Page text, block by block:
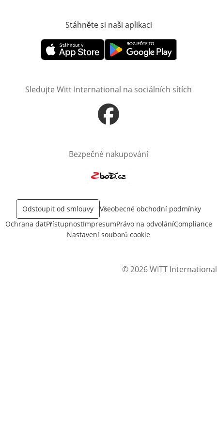
Stáhněte si naši aplikaci
Otevře v novém okněOtevře v novém okně
Sledujte Witt International na sociálních sítích
Otevře v novém okně
Bezpečné nakupování
Odstoupit od smlouvy
Všeobecné obchodní podmínky
Ochrana datPřístupnostImpresumPrávo na odvoláníCompliance
Nastavení souborů cookie
© 2026 WITT International